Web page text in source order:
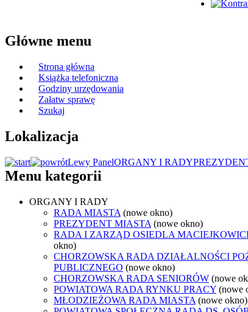
Główne menu
Strona główna
Książka telefoniczna
Godziny urzędowania
Załatw sprawę
Szukaj
Lokalizacja
Lewy PanelORGANY I RADY
Menu kategorii
ORGANY I RADY
RADA MIASTA (nowe okno)
PREZYDENT MIASTA (nowe okno)
RADA I ZARZĄD OSIEDLA
okno)
CHORZOWSKA RADA DZIAŁALNOŚCI
PUBLICZNEGO (nowe okno)
CHORZOWSKA RADA SENIORÓW (nowe
POWIATOWA RADA RYNKU PRACY (nowe
MŁODZIEŻOWA RADA MIASTA (nowe okno)